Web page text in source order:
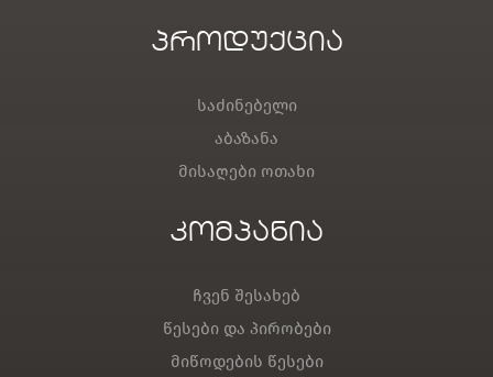
პროდუქცია
საძინებელი
აბაზანა
მისაღები ოთახი
კომპანია
ჩვენ შესახებ
წესები და პირობები
მიწოდების წესები